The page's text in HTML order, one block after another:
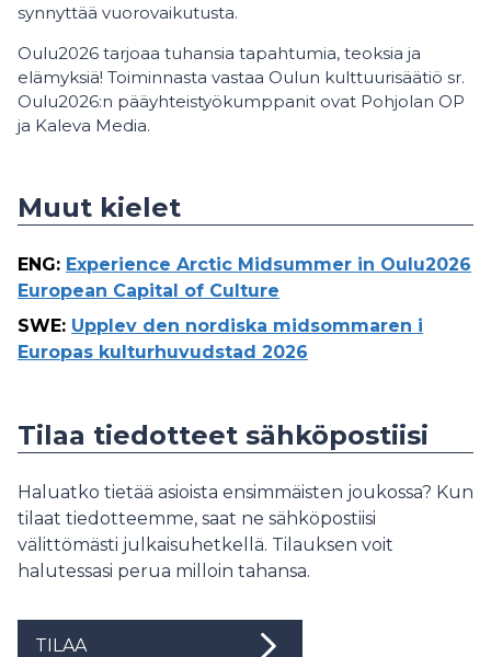
synnyttää vuorovaikutusta.
Oulu2026 tarjoaa tuhansia tapahtumia, teoksia ja
elämyksiä! Toiminnasta vastaa Oulun kulttuurisäätiö sr.
Oulu2026:n pääyhteistyökumppanit ovat Pohjolan OP
ja Kaleva Media.
Muut kielet
ENG: Experience Arctic Midsummer in Oulu2026
European Capital of Culture
SWE: Upplev den nordiska midsommaren i
Europas kulturhuvudstad 2026
Tilaa tiedotteet sähköpostiisi
Haluatko tietää asioista ensimmäisten joukossa? Kun
tilaat tiedotteemme, saat ne sähköpostiisi
välittömästi julkaisuhetkellä. Tilauksen voit
halutessasi perua milloin tahansa.
TILAA